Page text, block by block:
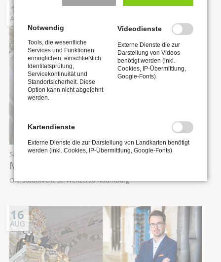
15
AUG
Samstag,15.08.2026 , 12:00 Uhr
Mittagskonzert „Orgel punkt Zwölf“
Ort: Stadtkirche St. Wenzel zu Naumburg
16
AUG
Notwendig
Tools, die wesentliche
Services und Funktionen
ermöglichen, einschließlich
Identitätsprüfung,
Servicekontinuität und
Standortsicherheit. Diese
Option kann nicht abgelehnt
werden.
Videodienste
Externe Dienste die zur
Darstellung von Videos
benötigt werden (inkl.
Cookies, IP-Übermittlung,
Google-Fonts)
Kartendienste
Externe Dienste die zur Darstellung von Landkarten benötigt
werden (inkl. Cookies, IP-Übermittlung, Google-Fonts)